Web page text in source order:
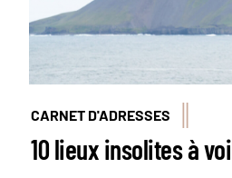
CARNET D'ADRESSES
10 lieux insolites à